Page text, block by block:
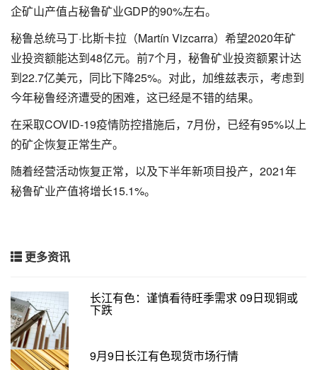
企矿山产值占秘鲁矿业GDP的90%左右。
秘鲁总统马丁·比斯卡拉（Martín Vizcarra）希望2020年矿
业投资额能达到48亿元。前7个月，秘鲁矿业投资额累计达
到22.7亿美元，同比下降25%。对此，加维兹表示，考虑到
今年秘鲁经济遭受的困难，这已经是不错的结果。
在采取COVID-19疫情防控措施后，7月份，已经有95%以上
的矿企恢复正常生产。
随着经营活动恢复正常，以及下半年新项目投产，2021年
秘鲁矿业产值将增长15.1%。
更多资讯
长江有色：谨慎看待旺季需求 09日现铜或
下跌
9月9日长江有色现货市场行情